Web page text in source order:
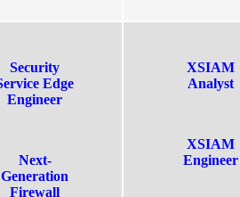
Security
Edge
Engineer
Next-
Generation
Firewall
XSIAM
Analyst
XSIAM
Engineer